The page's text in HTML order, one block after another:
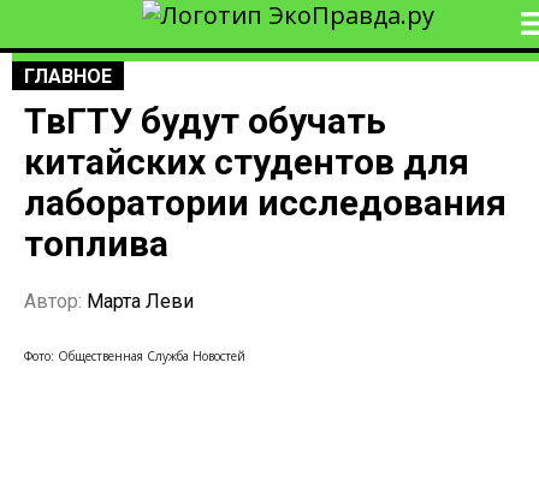
ГЛАВНОЕ
ТвГТУ будут обучать
китайских студентов для
лаборатории исследования
топлива
Автор: Марта Леви
Фото: Общественная Служба Новостей